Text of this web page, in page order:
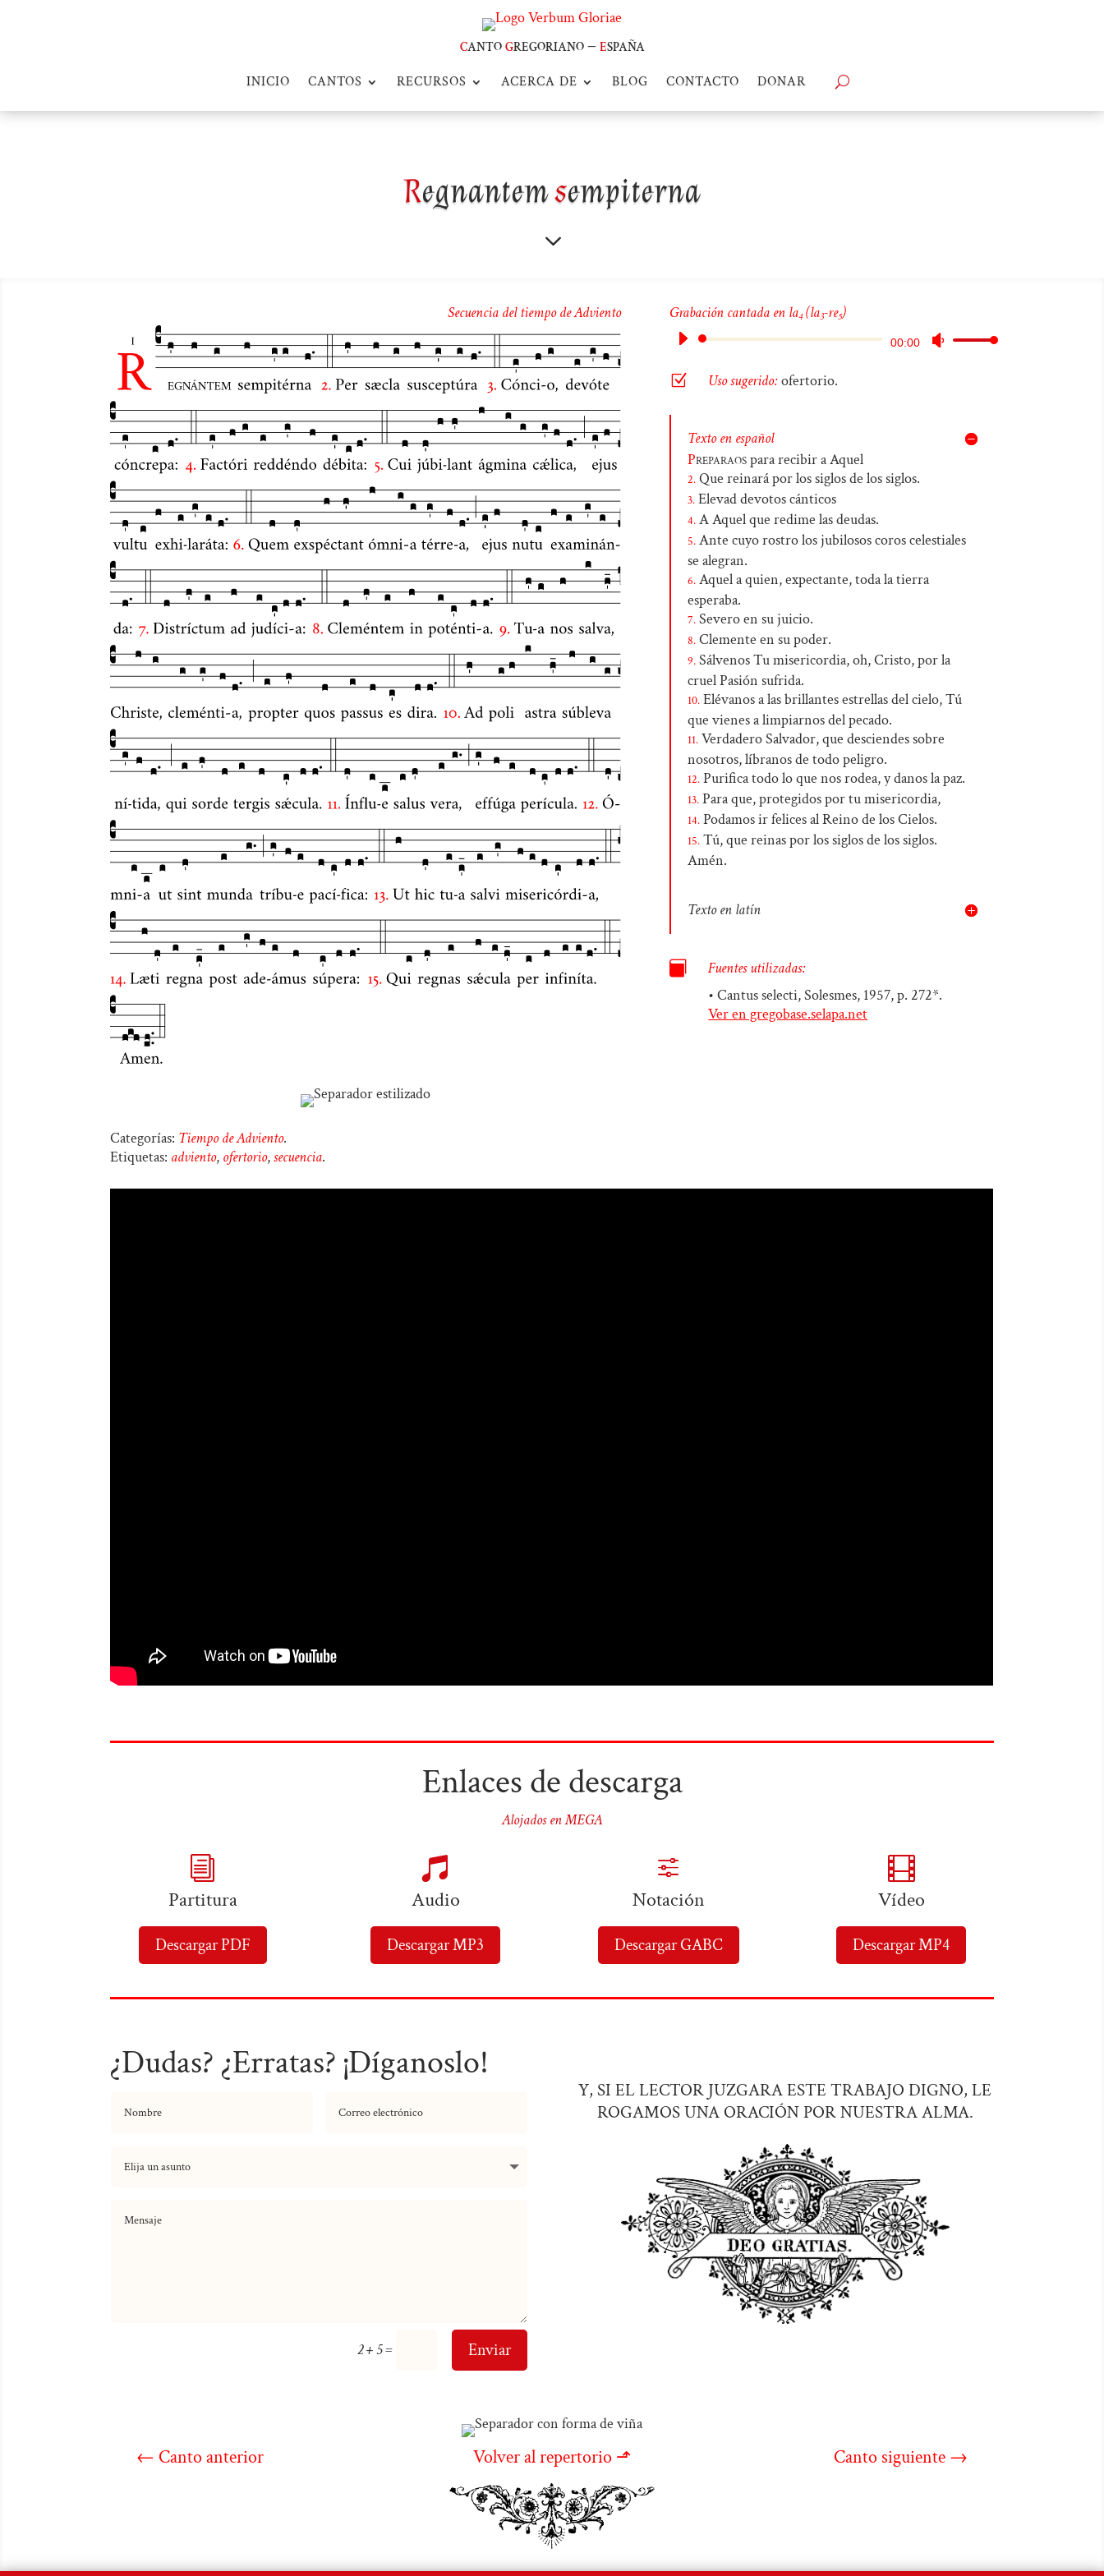
cantogregoriano –españa
INICIO CANTOS RECURSOS ACERCA DE BLOG CONTACTO DONAR
Regnantemsempiterna
3
Secuencia del tiempo de Adviento Grabación cantada en la4(la3-re5)
Reproductor
audio
00:00
Utiliza
flecha
o
Z Uso sugerido:ofertorio.
Texto en español
Preparaospara recibir a Aquel
2.Que reinará por los siglos de los siglos.
3.Elevad devotos cánticos
4.A Aquel que redime las deudas.
5.Ante cuyo rostro los jubilosos coros celestiales
se alegran.
6.Aquel a quien, expectante, toda la tierra
esperaba.
7.Severo en su juicio.
8.Clemente en su poder.
9.Sálvenos Tu misericordia, oh, Cristo, por la
cruel Pasión sufrida.
10.Elévanos a las brillantes estrellas del cielo, Tú
que vienes a limpiarnos del pecado.
11.Verdadero Salvador, que desciendes sobre
nosotros, líbranos de todo peligro.
12.Purifica todo lo que nos rodea, y danos la paz.
13.Para que, protegidos por tu misericordia,
14.Podamos ir felices al Reino de los Cielos.
15.Tú, que reinas por los siglos de los siglos.
Amén.
Texto en latín

Fuentes utilizadas:
• Cantus selecti, Solesmes, 1957, p. 272*.
Ver en gregobase.selapa.net
Categorías: Tiempo de Adviento.
Etiquetas: adviento, ofertorio,secuencia.
Enlaces de descarga
Alojados en MEGA
i
Partitura
Descargar PDF

Audio
Descargar MP3
f
Notación
Descargar GABC

Vídeo
Descargar MP4
¿Dudas? ¿Erratas? ¡Díganoslo!
2 + 5= Enviar
Y, SI EL LECTOR JUZGARA ESTE TRABAJO DIGNO, LE
ROGAMOS UNA ORACIÓN POR NUESTRA ALMA.
← Canto anterior Volver al repertorio ⬏ Canto siguiente→